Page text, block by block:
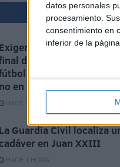
datos personales
procesamiento.
consentimiento en
inferior de la
Exigen al Gobierno que la
de la Copa Mundial de
2030 sea en España,
no en Marruecos
HACE 13 MINUTOS
La Guardia Civil localiza
cadáver en Juan XXIII
HACE 1 HORA